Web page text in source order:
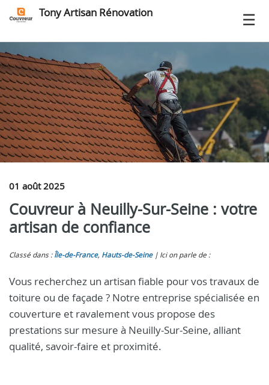
Tony Artisan Rénovation
01 août 2025
Couvreur à Neuilly-Sur-Seine : votre
artisan de confiance
Classé dans : Île-de-France, Hauts-de-Seine Ici on parle de :
Vous recherchez un artisan fiable pour vos travaux de
toiture ou de façade ? Notre entreprise spécialisée en
couverture et ravalement vous propose des
prestations sur mesure à Neuilly-Sur-Seine, alliant
qualité, savoir-faire et proximité.